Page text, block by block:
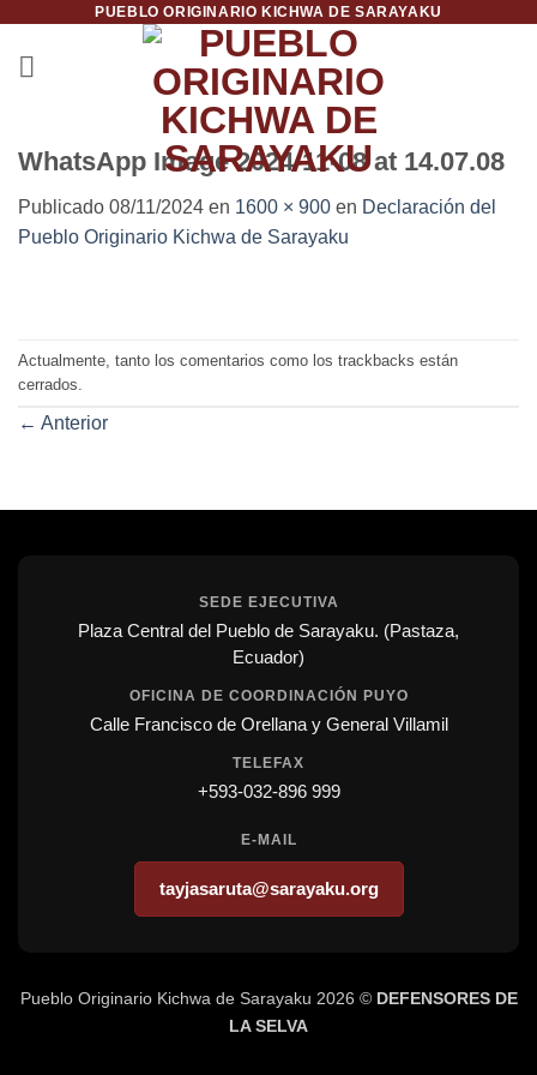
contenido
PUEBLO ORIGINARIO KICHWA DE SARAYAKU
WhatsApp Image 2024-11-08 at 14.07.08
Publicado 08/11/2024 en 1600 × 900 en Declaración del
Pueblo Originario Kichwa de Sarayaku
Actualmente, tanto los comentarios como los trackbacks están
cerrados.
← Anterior
SEDE EJECUTIVA
Plaza Central del Pueblo de Sarayaku. (Pastaza,
Ecuador)
OFICINA DE COORDINACIÓN PUYO
Calle Francisco de Orellana y General Villamil
TELEFAX
+593-032-896 999
E-MAIL
tayjasaruta@sarayaku.org
Pueblo Originario Kichwa de Sarayaku 2026 © DEFENSORES DE
LA SELVA